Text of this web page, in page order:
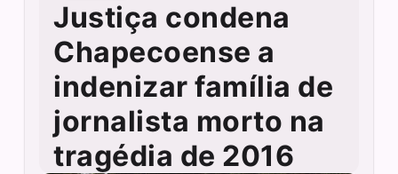
Justiça condena
Chapecoense a
indenizar família de
jornalista morto na
tragédia de 2016